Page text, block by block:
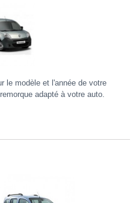
le modèle et l'année de votre
adapté à votre auto.